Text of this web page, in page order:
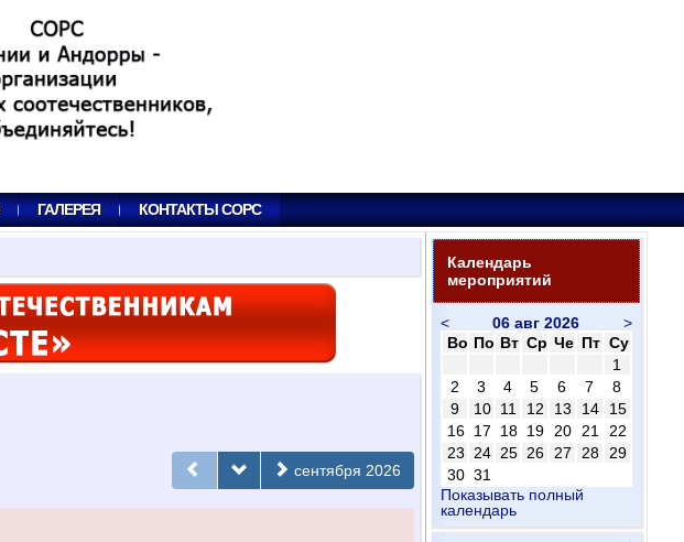
ГАЛЕРЕЯ КОНТАКТЫ СОРС
сентября 2026
Календарь
мероприятий
< >
06 авг 2026
Во По Вт Ср Че Пт Су
1
2
3 4 5 6 7
8
9
10 11 12 13 14
15
16 17 18 19 20 21
22
23
24 25 26 27 28
29
30 31
Показывать полный
календарь